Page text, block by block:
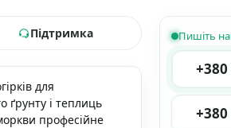
Підтримка
для
ґрунту і теплиць
професійне
Пишіть